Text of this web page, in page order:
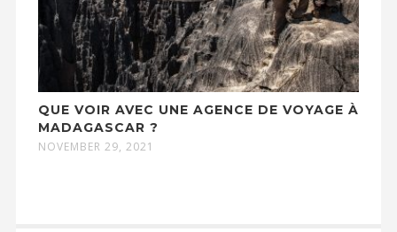
QUE VOIR AVEC UNE AGENCE DE VOYAGE À
MADAGASCAR ?
NOVEMBER 29, 2021